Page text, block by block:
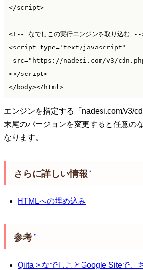
</script>
<!-- なでしこの実行エンジンを取り込む --
<script type="text/javascript"
src="https://nadesi.com/v3/
></script>
</body></html>
エンジンを指定する「nadesi.com/v3/
末尾のバージョンを変更すると任意の
なります。
さらに詳しい情報 *
HTMLへの埋め込み
参考 *
Qiita > なでしことGoogle Siteで、